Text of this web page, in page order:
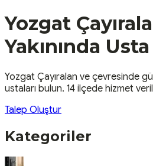
Yozgat
Yakınında
Yozgat Çayıralan ve çevresinde
ustaları bulun. 14 ilçede hizmet
Talep Oluştur
Kategoriler